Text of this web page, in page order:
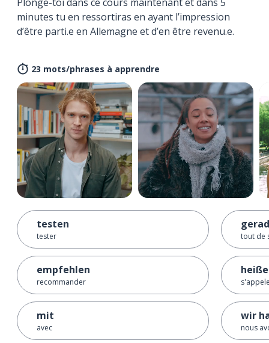
minutes tu en ressortiras en ayant l’impression
d’être parti.e en Allemagne et d’en être revenu.e.
23 mots/phrases à apprendre
testen
tester
empfehlen
recommander
mit
avec
tout de
wir
nous